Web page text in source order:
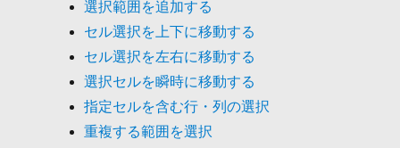
選択範囲を追加する
セル選択を上下に移動する
セル選択を左右に移動する
選択セルを瞬時に移動する
指定セルを含む行・列の選択
重複する範囲を選択